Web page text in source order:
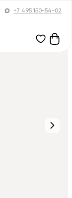
+7 495 150-54-02